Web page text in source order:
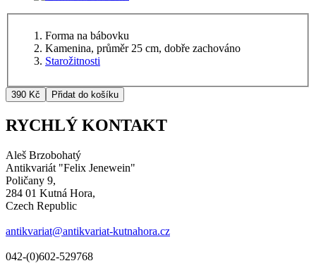
Forma na bábovku
Kamenina, průměr 25 cm, dobře zachováno
Starožitnosti
RYCHLÝ KONTAKT
Aleš Brzobohatý
Antikvariát "Felix Jenewein"
Poličany 9,
284 01 Kutná Hora,
Czech Republic
antikvariat@antikvariat-kutnahora.cz
042-(0)602-529768